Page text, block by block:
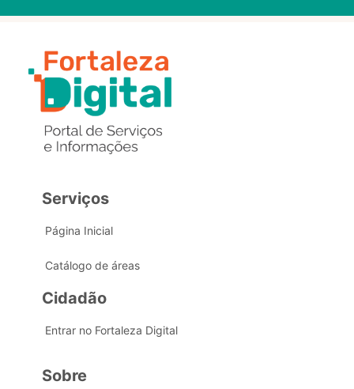
Serviços
Página Inicial
Catálogo de áreas
Cidadão
Entrar no Fortaleza Digital
Sobre